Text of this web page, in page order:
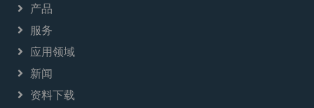
产品
服务
应用领域
新闻
资料下载